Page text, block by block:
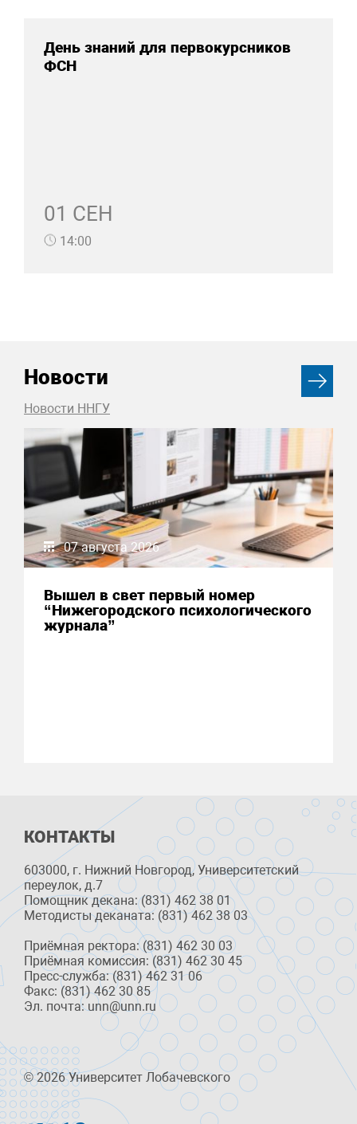
День знаний для первокурсников
ФСН
01 СЕН
14:00
Новости
Новости ННГУ
07 августа 2026
Вышел в свет первый номер
“Нижегородского психологического
журнала”
КОНТАКТЫ
603000, г. Нижний Новгород, Университетский
переулок, д.7
Помощник декана: (831) 462 38 01
Методисты деканата: (831) 462 38 03
Приёмная ректора: (831) 462 30 03
Приёмная комиссия: (831) 462 30 45
Пресс-служба: (831) 462 31 06
Факс: (831) 462 30 85
Эл. почта: unn@unn.ru
© 2026 Университет Лобачевского